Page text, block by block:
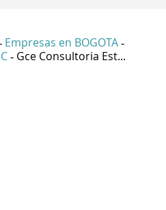
Empresas en BOGOTA -
- Gce Consultoria Est...